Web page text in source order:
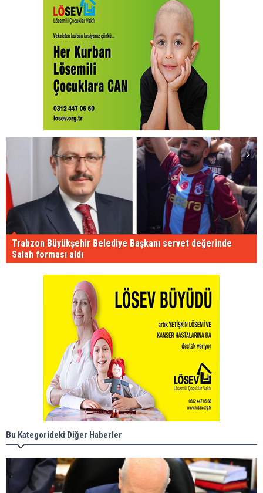
Trabzon Büyükşehir Belediye Başkanı servet değerinde
Salah forması aldı
Bu Kategorideki Diğer Haberler